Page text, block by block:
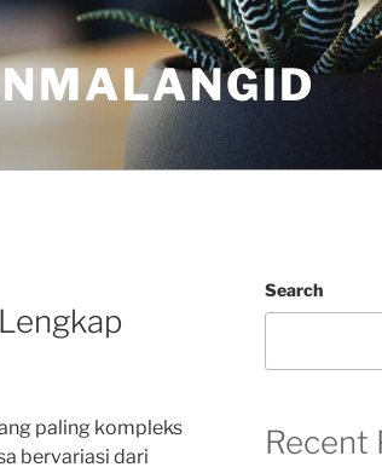
paling kompleks
bervariasi dari
Search
Recent